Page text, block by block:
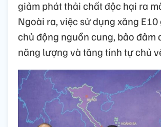
giảm phát thải chất độc hại ra
Ngoài ra, việc sử dụng xăng
chủ động nguồn cung, bảo đảm
năng lượng và tăng tính tự chủ